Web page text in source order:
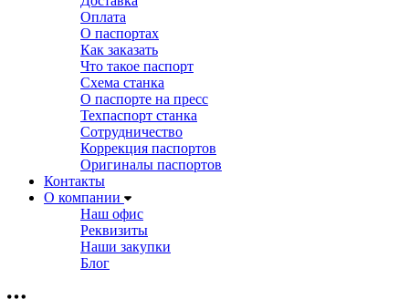
Оплата
О паспортах
Как заказать
Что такое паспорт
Схема станка
О паспорте на пресс
Техпаспорт станка
Сотрудничество
Коррекция паспортов
Оригиналы паспортов
Контакты
О компании
Наш офис
Реквизиты
Наши закупки
Блог